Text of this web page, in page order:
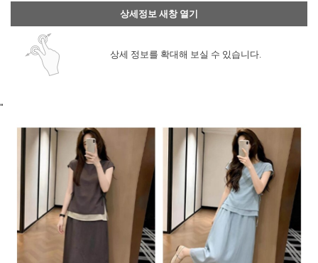
상세정보 새창 열기
상세 정보를 확대해 보실 수 있습니다.
"